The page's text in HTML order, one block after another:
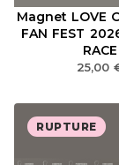
Magnet LOVE
FAN FEST
RACE
25,00
RUPTURE